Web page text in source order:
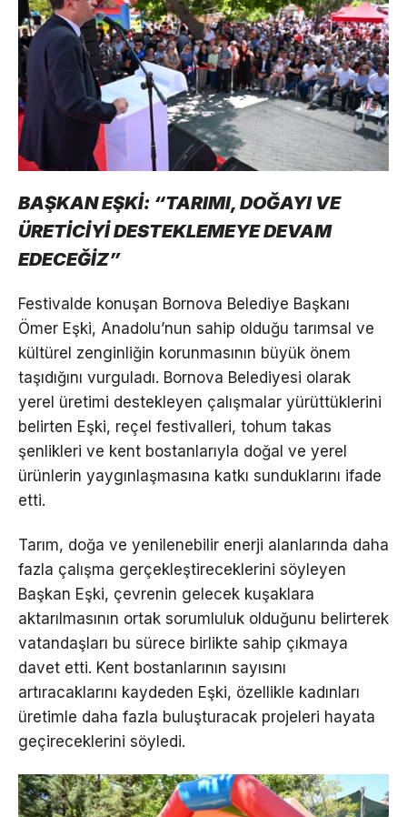
BAŞKAN EŞKİ: “TARIMI, DOĞAYI VE
ÜRETİCİYİ DESTEKLEMEYE DEVAM
EDECEĞİZ”
Festivalde konuşan Bornova Belediye Başkanı
Ömer Eşki, Anadolu’nun sahip olduğu tarımsal ve
kültürel zenginliğin korunmasının büyük önem
taşıdığını vurguladı. Bornova Belediyesi olarak
yerel üretimi destekleyen çalışmalar yürüttüklerini
belirten Eşki, reçel festivalleri, tohum takas
şenlikleri ve kent bostanlarıyla doğal ve yerel
ürünlerin yaygınlaşmasına katkı sunduklarını ifade
etti.
Tarım, doğa ve yenilenebilir enerji alanlarında daha
fazla çalışma gerçekleştireceklerini söyleyen
Başkan Eşki, çevrenin gelecek kuşaklara
aktarılmasının ortak sorumluluk olduğunu belirterek
vatandaşları bu sürece birlikte sahip çıkmaya
davet etti. Kent bostanlarının sayısını
artıracaklarını kaydeden Eşki, özellikle kadınları
üretimle daha fazla buluşturacak projeleri hayata
geçireceklerini söyledi.